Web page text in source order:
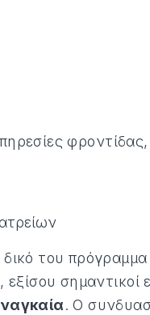
δικό του
σημαντικοί
. Ο